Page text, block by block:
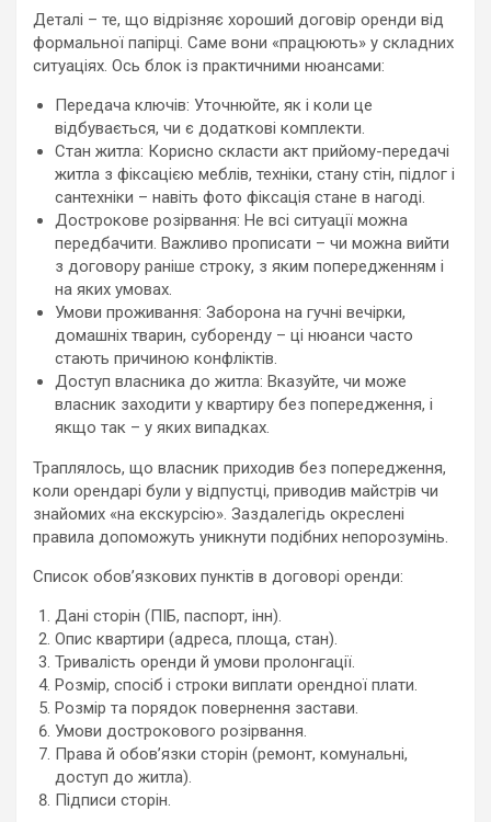
Деталі – те, що відрізняє хороший договір оренди від
формальної папірці. Саме вони «працюють» у складних
ситуаціях. Ось блок із практичними нюансами:
Передача ключів: Уточнюйте, як і коли це
відбувається, чи є додаткові комплекти.
Стан житла: Корисно скласти акт прийому-передачі
житла з фіксацією меблів, техніки, стану стін, підлог і
сантехніки – навіть фото фіксація стане в нагоді.
Дострокове розірвання: Не всі ситуації можна
передбачити. Важливо прописати – чи можна вийти
з договору раніше строку, з яким попередженням і
на яких умовах.
Умови проживання: Заборона на гучні вечірки,
домашніх тварин, суборенду – ці нюанси часто
стають причиною конфліктів.
Доступ власника до житла: Вказуйте, чи може
власник заходити у квартиру без попередження, і
якщо так – у яких випадках.
Траплялось, що власник приходив без попередження,
коли орендарі були у відпустці, приводив майстрів чи
знайомих «на екскурсію». Заздалегідь окреслені
правила допоможуть уникнути подібних непорозумінь.
Список обов’язкових пунктів в договорі оренди:
Дані сторін (ПІБ, паспорт, інн).
Опис квартири (адреса, площа, стан).
Тривалість оренди й умови пролонгації.
Розмір, спосіб і строки виплати орендної плати.
Розмір та порядок повернення застави.
Умови дострокового розірвання.
Права й обов’язки сторін (ремонт, комунальні,
доступ до житла).
Підписи сторін.